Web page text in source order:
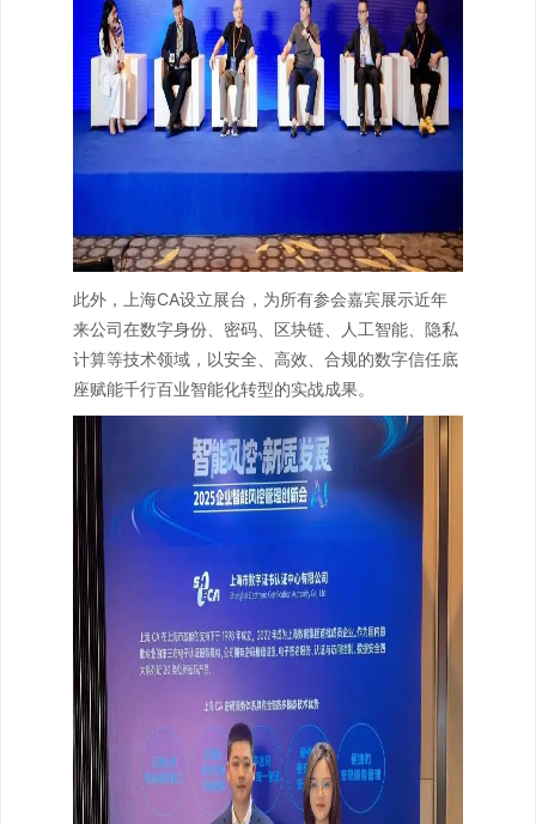
此外，上海CA设立展台，为所有参会嘉宾展示近年
来公司在数字身份、密码、区块链、人工智能、隐私
计算等技术领域，以安全、高效、合规的数字信任底
座赋能千行百业智能化转型的实战成果。